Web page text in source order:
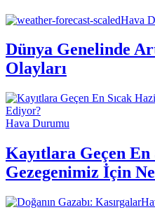
Hava
Dünya Genelinde
Olayları
Hava Durumu
Kayıtlara Geçen En
Gezegenimiz İçin